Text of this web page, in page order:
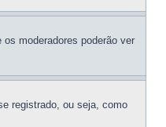
moderadores poderão ver
registrado, ou seja, como